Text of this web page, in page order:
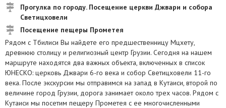
Прогулка по городу. Посещение церкви Джвари и собора
Светицховели
Посещение пещеры Прометея
Рядом с Тбилиси Вы найдете его предшественницу Мцхету,
древнюю столицу и религиозный центр Грузии. Сегодня на нашем
маршруте находятся два важных объекта, включенных в список
ЮНЕСКО: церковь Джвари 6-го века и собор Светицховели 11-го
века. После экскурсии мы отправимся на запад в Кутаиси, второй по
величине город Грузии, дорога занимает около трех часов. Рядом с
Кутаиси мы посетим пещеру Прометея с ее многочисленными